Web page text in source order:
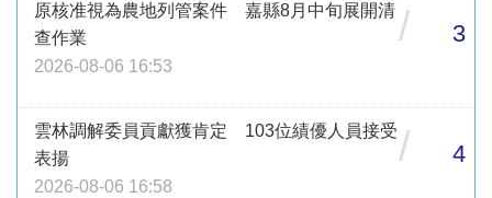
原核准視為農地列管案件 嘉縣8月中旬展開清
查作業
2026-08-06 16:53
/ 3
雲林調解委員貢獻獲肯定 103位績優人員接受
表揚
2026-08-06 16:58
/ 4